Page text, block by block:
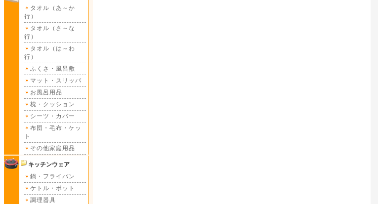
タオル（あ～か
行）
タオル（さ～な
行）
タオル（は～わ
行）
ふくさ・風呂敷
マット・スリッパ
お風呂用品
枕・クッション
シーツ・カバー
布団・毛布・ケッ
ト
その他家庭用品
キッチンウェア
鍋・フライパン
ケトル・ポット
調理器具